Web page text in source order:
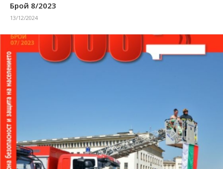
Брой 8/2023
13/12/2024